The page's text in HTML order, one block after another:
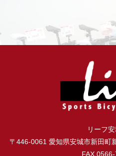
リーフ
〒446-0061 愛知県安城市新田